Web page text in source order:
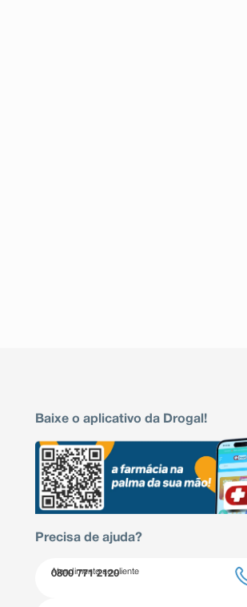
Baixe o aplicativo da Drogal!
Precisa de ajuda?
Atendimento ao cliente
0800 771 2120